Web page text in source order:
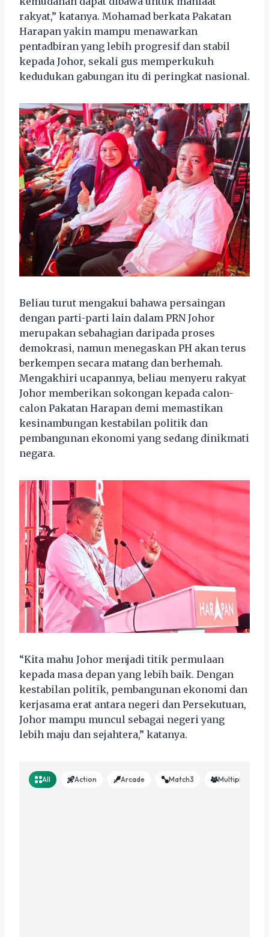
rakyat,” katanya. Mohamad berkata Pakatan
Harapan yakin mampu menawarkan
pentadbiran yang lebih progresif dan stabil
kepada Johor, sekali gus memperkukuh
kedudukan gabungan itu di peringkat nasional.
Beliau turut mengakui bahawa persaingan
dengan parti-parti lain dalam PRN Johor
merupakan sebahagian daripada proses
demokrasi, namun menegaskan PH akan terus
berkempen secara matang dan berhemah.
Mengakhiri ucapannya, beliau menyeru rakyat
Johor memberikan sokongan kepada calon-
calon Pakatan Harapan demi memastikan
kesinambungan kestabilan politik dan
pembangunan ekonomi yang sedang dinikmati
negara.
“Kita mahu Johor menjadi titik permulaan
kepada masa depan yang lebih baik. Dengan
kestabilan politik, pembangunan ekonomi dan
kerjasama erat antara negeri dan Persekutuan,
Johor mampu muncul sebagai negeri yang
lebih maju dan sejahtera,” katanya.